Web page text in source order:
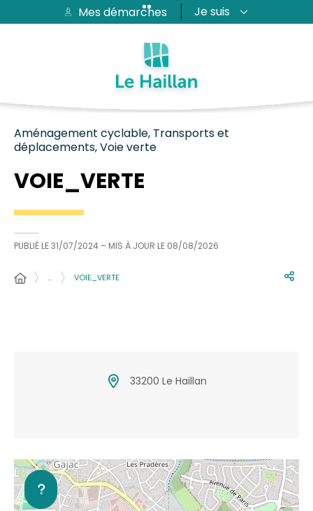
Aide et accessibilité
Passer au menu
Passer au contenuMes démarches Je suis
Aménagement cyclable, Transports et
déplacements, Voie verte
VOIE_VERTE
PUBLIÉ LE31/07/2024 – MIS À JOUR LE 08/08/2026
… VOIE_VERTE
33200 Le Haillan